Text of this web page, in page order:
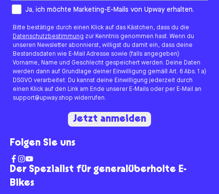
Der Spezialist für generalüberholte E-
Bikes
How would you like to hear from us?
Ja, ich möchte Marketing-E-Mails von Upway erhalten.
Bitte bestätige durch einen Klick auf das Kästchen, dass du die
Datenschutzbestimmung zur Kenntnis genommen hast. Wenn du
unseren Newsletter abonnierst, willigst du damit ein, dass deine
Bestandsdaten wie E-Mail Adresse sowie (falls angegeben)
Vorname, Name und Geschlecht gespeichert werden. Deine Daten
werden dann auf Grundlage deiner Einwilligung gemäß Art. 6 Abs. 1 a)
DSGVO verarbeitet. Du kannst deine Einwilligung jederzeit durch
einen Klick auf den Link am Ende unserer E-Mails oder per E-Mail an
support@upway.shop widerrufen.
Jetzt anmelden
Folgen Sie uns